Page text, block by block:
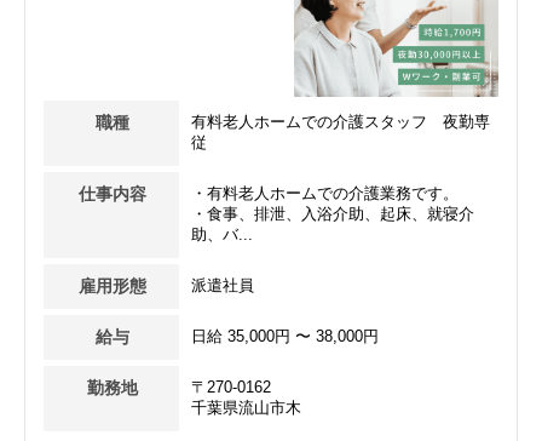
職種
有料老人ホームでの介護スタッフ 夜勤専
従
仕事内容
・有料老人ホームでの介護業務です。
・食事、排泄、入浴介助、起床、就寝介
助、バ...
雇用形態 派遣社員
給与 日給 35,000円 〜 38,000円
勤務地
〒270-0162
千葉県流山市木